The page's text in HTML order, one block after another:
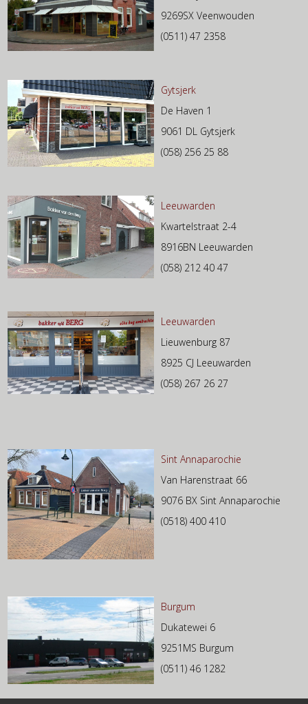
9269SX Veenwouden
(0511) 47 2358
Gytsjerk
De Haven 1
9061 DL Gytsjerk
(058) 256 25 88
Leeuwarden
Kwartelstraat 2-4
8916BN Leeuwarden
(058) 212 40 47
Leeuwarden
Lieuwenburg 87
8925 CJ Leeuwarden
(058) 267 26 27
Sint Annaparochie
Van Harenstraat 66
9076 BX Sint Annaparochie
(0518) 400 410
Burgum
Dukatewei 6
9251MS Burgum
(0511) 46 1282